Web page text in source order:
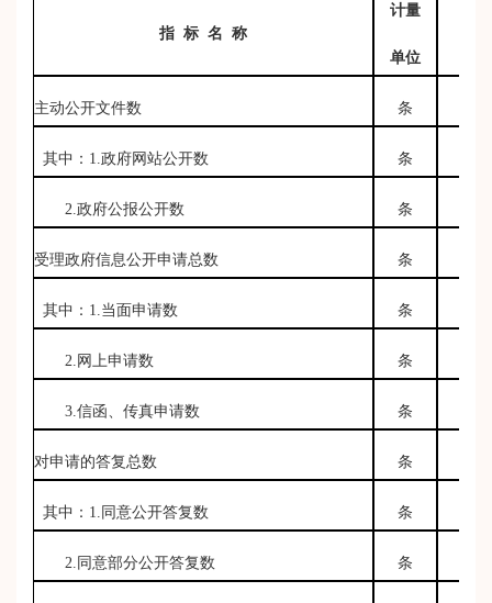
指 标 名 称
计量
单位
主动公开文件数 条
其中： 1.政府网站公开数 条
2.政府公报公开数 条
受理政府信息公开申请总数 条
其中： 1. 当面申请数 条
2. 网上申请数 条
3.信函、传真申请数 条
对申请的答复总数 条
其中： 1. 同意公开答复数 条
2. 同意部分公开答复数 条